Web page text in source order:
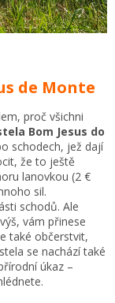
de Monte
proč všichni
Bom Jesus do
schodech, jež dají
že to ještě
lanovkou (2 €
sil.
schodů. Ale
vám přinese
také občerstvit,
se nachází také
úkaz –